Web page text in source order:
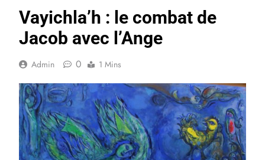
Vayichla’h : le combat de
Jacob avec l’Ange
Admin 0 1 Mins